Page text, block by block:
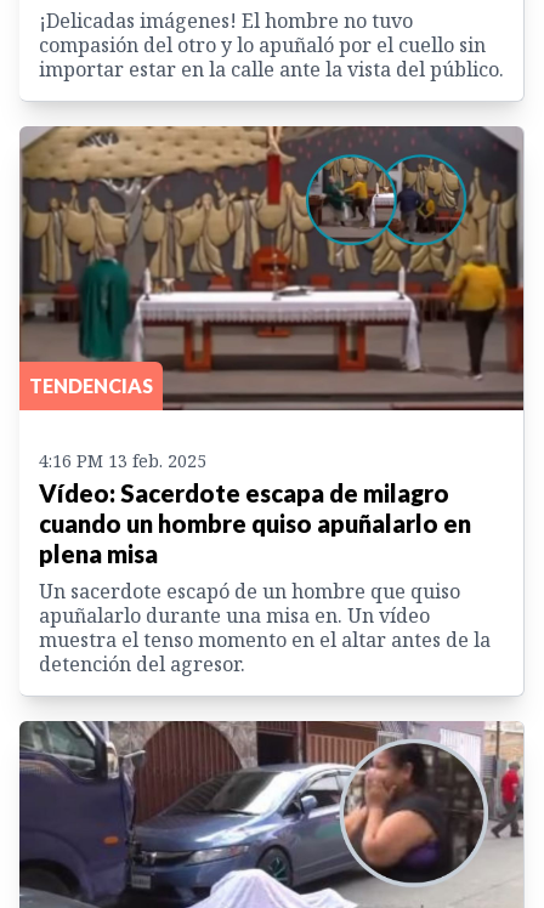
¡Delicadas imágenes! El hombre no tuvo
compasión del otro y lo apuñaló por el cuello sin
importar estar en la calle ante la vista del público.
TENDENCIAS
4:16 PM 13 feb. 2025
Vídeo: Sacerdote escapa de milagro
cuando un hombre quiso apuñalarlo en
plena misa
Un sacerdote escapó de un hombre que quiso
apuñalarlo durante una misa en. Un vídeo
muestra el tenso momento en el altar antes de la
detención del agresor.